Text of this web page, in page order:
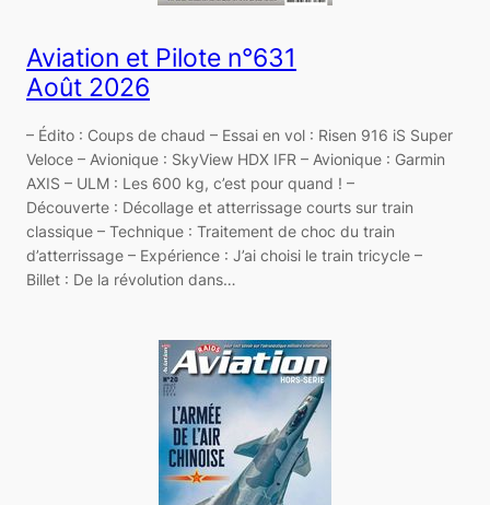
Aviation et Pilote n°631
Août 2026
– Édito : Coups de chaud – Essai en vol : Risen 916 iS Super
Veloce – Avionique : SkyView HDX IFR – Avionique : Garmin
AXIS – ULM : Les 600 kg, c’est pour quand ! –
Découverte : Décollage et atterrissage courts sur train
classique – Technique : Traitement de choc du train
d’atterrissage – Expérience : J’ai choisi le train tricycle –
Billet : De la révolution dans…